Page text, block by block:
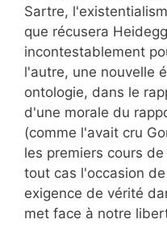
Sartre,
que récusera
incontestablement
l'autre, une nouvelle
ontologie, dans le
d'une morale du
(comme l'avait cru
les premiers cours
tout cas l'occasion
exigence de vérité
met face à notre